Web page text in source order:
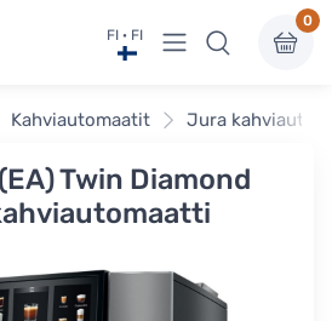
FI · FI Näytä valikko
0
Kahviautomaatit Jura
Twin Diamond